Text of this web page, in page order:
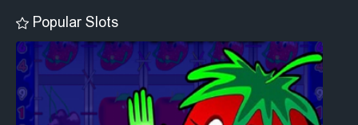
Popular Slots